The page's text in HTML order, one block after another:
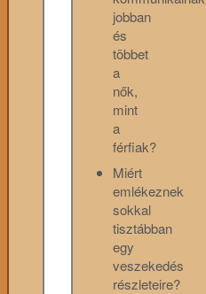
jobban
és
többet
a
nők,
mint
a
férfiak?
Miért
emlékeznek
sokkal
tisztábban
egy
veszekedés
részleteire?